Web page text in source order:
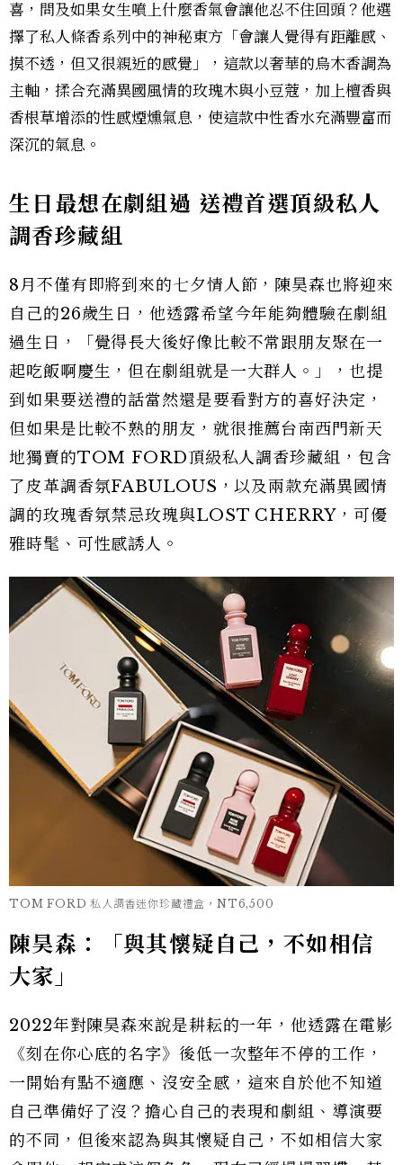
喜，問及如果女生噴上什麼香氣會讓他忍不住回頭？他選
擇了私人條香系列中的神秘東方「會讓人覺得有距離感、
摸不透，但又很親近的感覺」，這款以奢華的烏木香調為
主軸，揉合充滿異國風情的玫瑰木與小豆蔻，加上檀香與
香根草增添的性感煙燻氣息，使這款中性香水充滿豐富而
深沉的氣息。
生日最想在劇組過 送禮首選頂級私人
調香珍藏組
8月不僅有即將到來的七夕情人節，陳昊森也將迎來
自己的26歲生日，他透露希望今年能夠體驗在劇組
過生日，「覺得長大後好像比較不常跟朋友聚在一
起吃飯啊慶生，但在劇組就是一大群人。」，也提
到如果要送禮的話當然還是要看對方的喜好決定，
但如果是比較不熟的朋友，就很推薦台南西門新天
地獨賣的TOM FORD頂級私人調香珍藏組，包含
了皮革調香氛FABULOUS，以及兩款充滿異國情
調的玫瑰香氛禁忌玫瑰與LOST CHERRY，可優
雅時髦、可性感誘人。
TOM FORD 私人調香迷你珍藏禮盒，NT6,500
陳昊森：「與其懷疑自己，不如相信
大家」
2022年對陳昊森來說是耕耘的一年，他透露在電影
《刻在你心底的名字》後低一次整年不停的工作，
一開始有點不適應、沒安全感，這來自於他不知道
自己準備好了沒？擔心自己的表現和劇組、導演要
的不同，但後來認為與其懷疑自己，不如相信大家